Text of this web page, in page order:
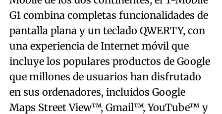
G1 combina completas funcionalidades de
pantalla plana y un teclado QWERTY, con
una experiencia de Internet móvil que
incluye los populares productos de Google
que millones de usuarios han disfrutado
en sus ordenadores, incluidos Google
Maps Street View™, Gmail™, YouTube™ y